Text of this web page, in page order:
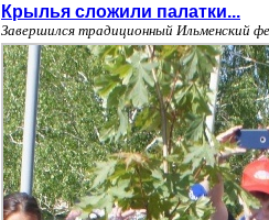
Крылья сложили палатки...
Завершился традиционный Ильменский